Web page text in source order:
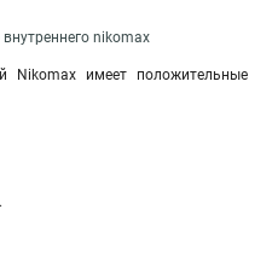
nikomax
Nikomax имеет положительные